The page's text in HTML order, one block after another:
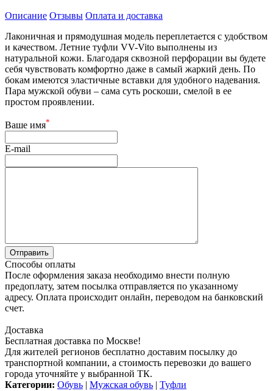
Описание Отзывы Оплата и доставка
Лаконичная и прямодушная модель переплетается с удобством
и качеством. Летние туфли VV-Vito выполнены из
натуральной кожи. Благодаря сквозной перфорации вы будете
себя чувствовать комфортно даже в самый жаркий день. По
бокам имеются эластичные вставки для удобного надевания.
Пара мужской обуви – сама суть роскоши, смелой в ее
простом проявлении.
Ваше имя*
E-mail
Способы оплаты
После оформления заказа необходимо внести полную
предоплату, затем посылка отправляется по указанному
адресу. Оплата происходит онлайн, переводом на банковский
счет.
Доставка
Бесплатная доставка по Москве!
Для жителей регионов бесплатно доставим посылку до
транспортной компании, а стоимость перевозки до вашего
города уточняйте у выбранной ТК.
Категории: Обувь | Мужская обувь | Туфли